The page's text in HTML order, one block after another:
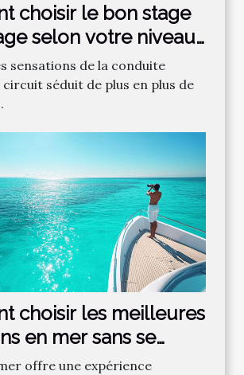
choisir le bon stage
selon votre niveau
sensations de la conduite
séduit de plus en plus de
choisir les meilleures
en mer sans se
offre une expérience